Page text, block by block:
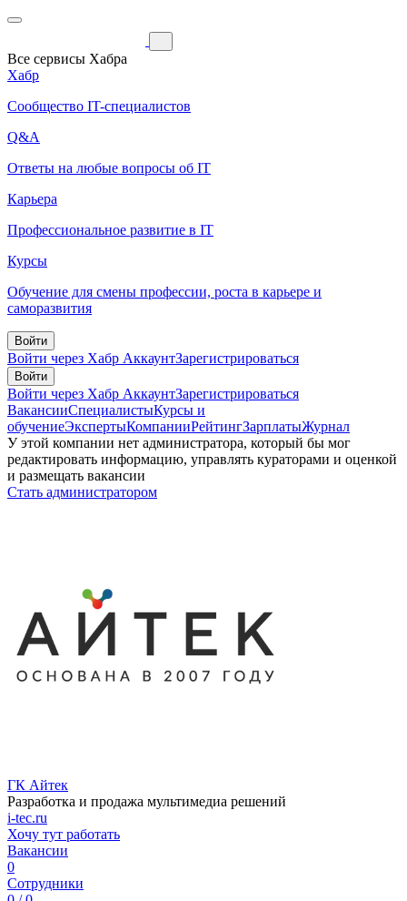
Все сервисы Хабра
Хабр
Сообщество IT-специалистов
Q&A
Ответы на любые вопросы об IT
Карьера
Профессиональное развитие в IT
Курсы
Обучение для смены профессии, роста в карьере и
саморазвития
Войти
Войти через Хабр АккаунтЗарегистрироваться
Войти
Войти через Хабр АккаунтЗарегистрироваться
ВакансииСпециалистыКурсы и
обучениеЭкспертыКомпанииРейтингЗарплатыЖурнал
У этой компании нет администратора, который бы мог
редактировать информацию, управлять кураторами и оценкой
и размещать вакансии
Стать администратором
ГК Айтек
Разработка и продажа мультимедиа решений
i-tec.ru
Хочу тут работать
Вакансии
0
Сотрудники